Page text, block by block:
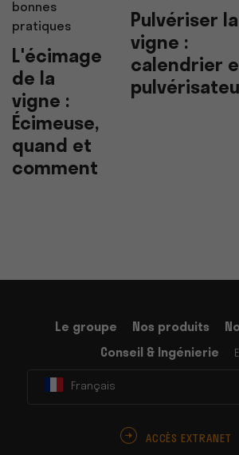
bonnes
pratiques
L'écimage
de la
vigne :
Écimeuse,
quand et
comment
Pulvériser la
vigne :
calendrier
Le groupe Nos produits
Conseil & Ingénierie
Français
ACCÈS EXTRANET